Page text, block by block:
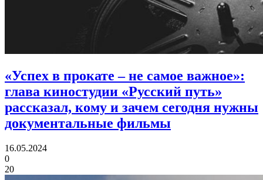
«Успех в прокате – не самое важное»:
глава киностудии «Русский путь»
рассказал, кому и зачем сегодня нужны
документальные фильмы
16.05.2024
0
20